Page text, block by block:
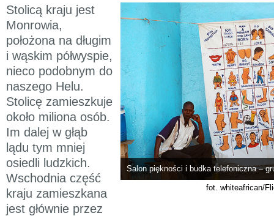
Salon piękności i budka telefoniczna –
fot. whiteafrican/
Stolicą kraju jest
Monrowia,
położona na długim
i wąskim półwyspie,
nieco podobnym do
naszego Helu.
Stolicę zamieszkuje
około miliona osób.
Im dalej w głąb
lądu tym mniej
osiedli ludzkich.
Wschodnia część
kraju zamieszkana
jest głównie przez